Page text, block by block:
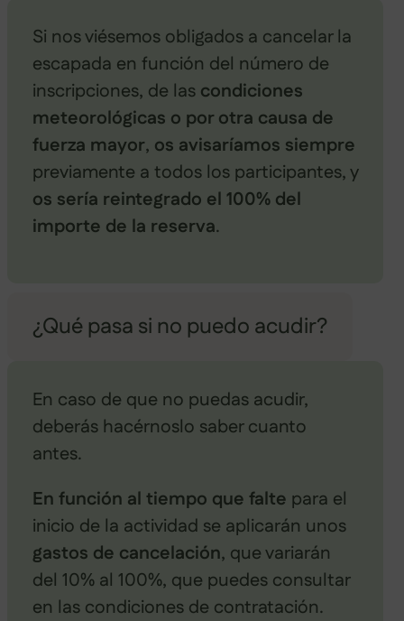
Si nos viésemos obligados a cancelar la
escapada en función del número de
inscripciones, de las condiciones
meteorológicas o por otra causa de
fuerza mayor, os avisaríamos siempre
previamente a todos los participantes, y
os sería reintegrado el 100% del
importe de la reserva.
¿Qué pasa si no puedo acudir?
En caso de que no puedas acudir,
deberás hacérnoslo saber cuanto
antes.
En función al tiempo que falte para el
inicio de la actividad se aplicarán unos
gastos de cancelación, que variarán
del 10% al 100%, que puedes consultar
en las condiciones de contratación.